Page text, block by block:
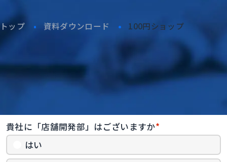
トップ 資料ダウンロード
100円ショップ
飽和指数が目前となりさらに厳しい状況へ...
巣ごもり需要の反動もあり既存店売上が前年割れ…
原価低減などが厳しい中もっとも取り組むべきこととは...
など、業界の気になる動向を読むことができます。
貴社に「店舗開発部」はございますか*
はい